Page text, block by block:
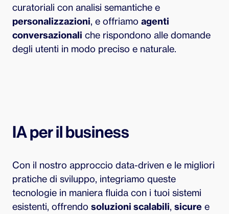
curatoriali con analisi semantiche e
personalizzazioni, e offriamo agenti
conversazionali che rispondono alle domande
degli utenti in modo preciso e naturale.
IA per il business
Con il nostro approccio data-driven e le migliori
pratiche di sviluppo, integriamo queste
tecnologie in maniera fluida con i tuoi sistemi
esistenti, offrendo soluzioni scalabili, sicure e